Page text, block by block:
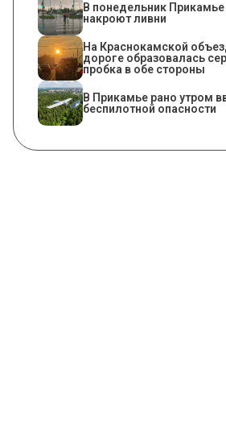
В понедельник
накроют ливни
На Краснокамской
дороге образовалась
пробка в обе стороны
​В Прикамье рано утром
беспилотной опасности